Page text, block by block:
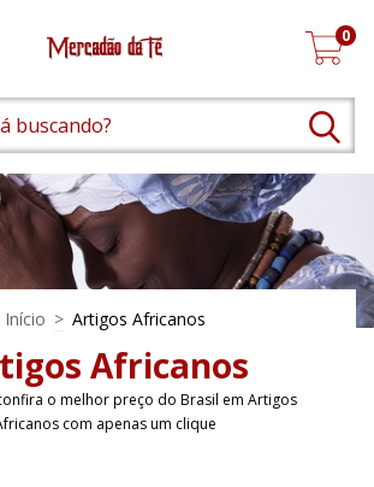
0
Início > Artigos Africanos
Africanos
o melhor preço do Brasil em Artigos
com apenas um clique